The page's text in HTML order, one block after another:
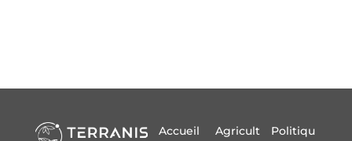
Accueil
Agricult
Politiqu